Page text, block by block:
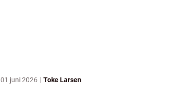
01 juni 2026 Toke Larsen